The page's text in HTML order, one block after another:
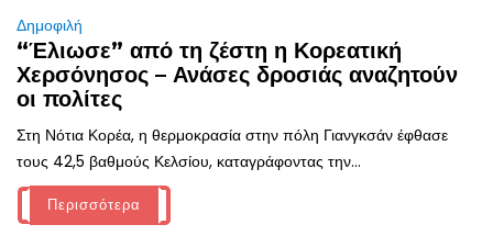
Δημοφιλή
“Έλιωσε” από τη ζέστη η Κορεατική
Χερσόνησος – Ανάσες δροσιάς αναζητούν
οι πολίτες
Στη Νότια Κορέα, η θερμοκρασία στην πόλη Γιανγκσάν έφθασε
τους 42,5 βαθμούς Κελσίου, καταγράφοντας την...
Περισσότερα